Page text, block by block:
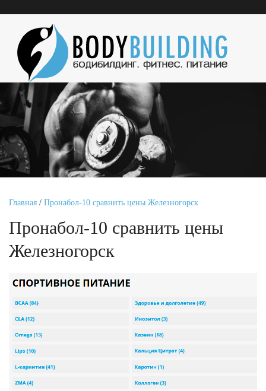
Главная / Пронабол-10 сравнить цены Железногорск
Пронабол-10 сравнить цены
Железногорск